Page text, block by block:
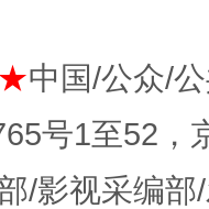
中国/公众/
号1至52，
/影视采编